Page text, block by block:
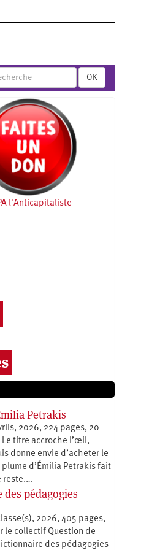
OK
l'Anticapitaliste
Petrakis
2026, 224 pages, 20
Le titre accroche l’œil,
donne envie d’acheter le
d’Émilia Petrakis fait
reste.…
pédagogies
2026, 405 pages,
le collectif Question de
des pédagogies